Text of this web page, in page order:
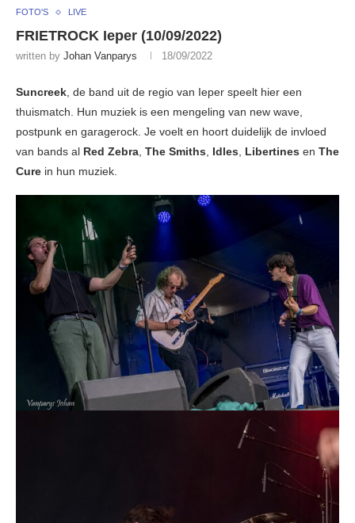
FOTO'S LIVE
FRIETROCK Ieper (10/09/2022)
written by Johan Vanparys 18/09/2022
Suncreek, de band uit de regio van Ieper speelt hier een
thuismatch. Hun muziek is een mengeling van new wave,
postpunk en garagerock. Je voelt en hoort duidelijk de invloed
van bands al Red Zebra, The Smiths, Idles, Libertines en The
Cure in hun muziek.